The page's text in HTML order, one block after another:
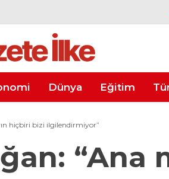
Dünya Eğitim
hiçbiri bizi ilgilendirmiyor”
“Ana